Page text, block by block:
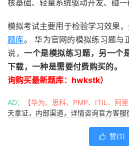
核基础、轻量系统驱动开发、碰一
模拟考试主要用于检验学习效果
题库。 华为官网的模拟练习题与
说，一个是模拟练习题，另一个
下载，一种是需要付费购买的。
询购买最新题库：hwkstk）
AD： 【华为、思科、PMP、ITIL、阿
天拿证，内部渠道，详情咨询官方客
 赞(1)